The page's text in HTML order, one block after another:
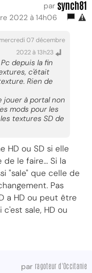
par synch81
2022 à 14h06
07 décembre
2022 à 13h23
depuis la fin
c'était
Rien de
jouer à portal non
mods pour les
textures SD de
HD ou SD si elle
le faire... Si la
"sale" que celle de
Pas
a HD ou peut être
c'est sale, HD ou
par ragoteur d'Occitanie